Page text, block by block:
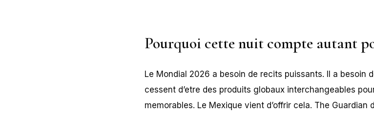
Pourquoi cette nuit compte autant
Le Mondial 2026 a besoin de recits puissants. Il a besoin
cessent d’etre des produits globaux interchangeables
memorables. Le Mexique vient d’offrir cela. The Guardian